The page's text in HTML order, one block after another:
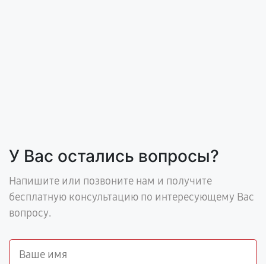
У Вас остались вопросы?
Напишите или позвоните нам и получите
бесплатную консультацию по интересующему Вас
вопросу.